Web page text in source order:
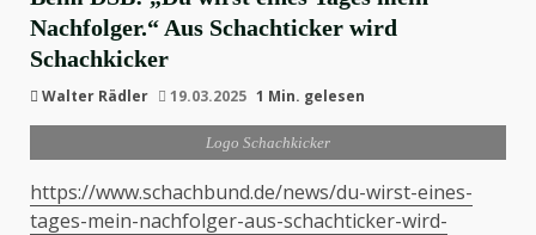
Nachfolger.“ Aus Schachticker wird
Schachkicker
Walter Rädler 19.03.2025 1 Min. gelesen
Logo Schachkicker
https://www.schachbund.de/news/du-wirst-eines-
tages-mein-nachfolger-aus-schachticker-wird-